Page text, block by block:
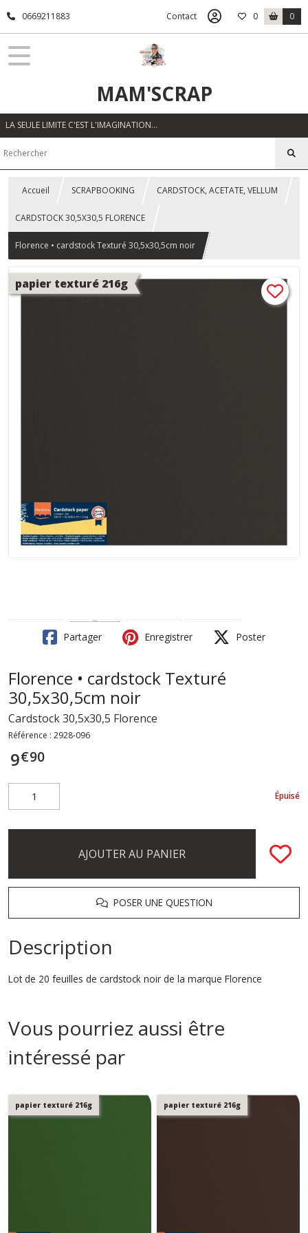
0669211883 Contact 0 0
MAM'SCRAP
LA SEULE LIMITE C'EST L'IMAGINATION…
Accueil SCRAPBOOKING CARDSTOCK, ACETATE, VELLUM
CARDSTOCK 30,5X30,5 FLORENCE
Florence • cardstock Texturé 30,5x30,5cm noir
papier texturé 216g
Partager Enregistrer Poster
Florence • cardstock Texturé
30,5x30,5cm noir
Cardstock 30,5x30,5 Florence
Référence : 2928-096
9€90
Épuisé
AJOUTER AU PANIER
POSER UNE QUESTION
Description
Lot de 20 feuilles de cardstock noir de la marque Florence
Vous pourriez aussi être
intéressé par
papier texturé 216g papier texturé 216g